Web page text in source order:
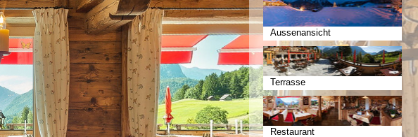
Aussenansicht
Terrasse
Restaurant